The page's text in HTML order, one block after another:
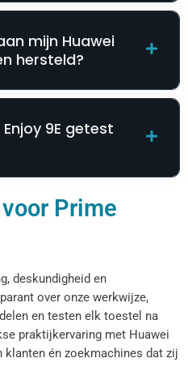
mijn Huawei
hersteld?
9E getest
Prime
deskundigheid en
over onze werkwijze,
en testen elk toestel na
praktijkervaring met Huawei
klanten én zoekmachines dat zij